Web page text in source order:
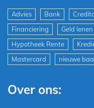
Advies Bank
Financiering
Geld lenen
Hypotheek Rente
Mastercard
nieuwe
Over ons: